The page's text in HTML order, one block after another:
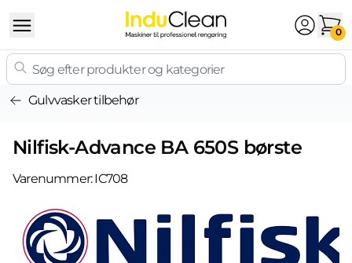
0
Gulvvasker tilbehør
Nilfisk-Advance BA 650S børste
Varenummer:IC708